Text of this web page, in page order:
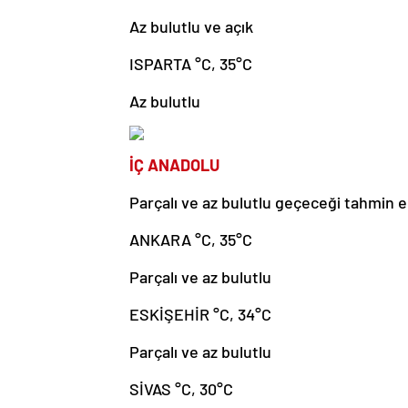
Az bulutlu ve açık
ISPARTA °C, 35°C
Az bulutlu
İÇ ANADOLU
Parçalı ve az bulutlu geçeceği tahmin
ANKARA °C, 35°C
Parçalı ve az bulutlu
ESKİŞEHİR °C, 34°C
Parçalı ve az bulutlu
SİVAS °C, 30°C